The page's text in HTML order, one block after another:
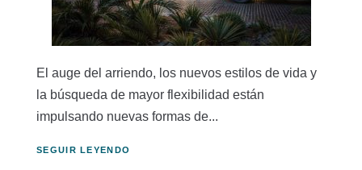
El auge del arriendo, los nuevos estilos de vida y
la búsqueda de mayor flexibilidad están
impulsando nuevas formas de...
SEGUIR LEYENDO